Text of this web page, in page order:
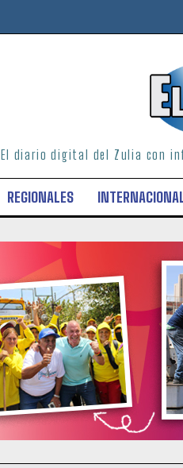
El diario digital del Zulia con
REGIONALES